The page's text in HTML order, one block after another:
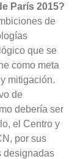
París 2015?
de
que se
como meta
mitigación.
de
debería ser
el Centro y
por sus
designadas